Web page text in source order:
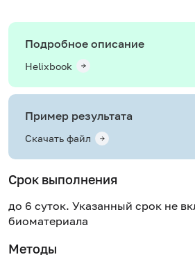
Подробное описание
Helixbook
Пример результата
Скачать файл
Срок выполнения
до 6 суток. Указанный срок не
биоматериала
Методы